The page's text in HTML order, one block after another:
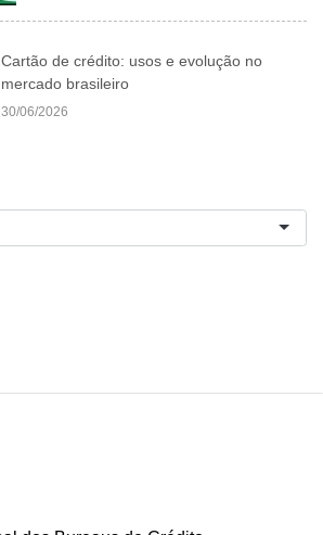
Cartão de crédito: usos e evolução no
mercado brasileiro
30/06/2026